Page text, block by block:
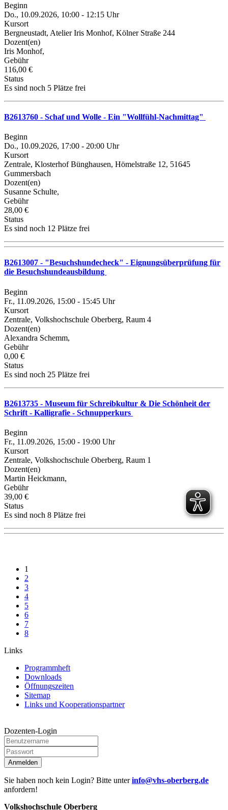
Beginn
Do., 10.09.2026, 10:00 - 12:15 Uhr
Kursort
Bergneustadt, Atelier Iris Monhof, Kölner Straße 244
Dozent(en)
Iris Monhof,
Gebühr
116,00 €
Status
Es sind noch 5 Plätze frei
B2613760 - Schaf und Wolle - Ein "Wollfühl-Nachmittag"
Beginn
Do., 10.09.2026, 17:00 - 20:00 Uhr
Kursort
Zentrale, Klosterhof Bünghausen, Hömelstraße 12, 51645
Gummersbach
Dozent(en)
Susanne Schulte,
Gebühr
28,00 €
Status
Es sind noch 12 Plätze frei
B2613007 - "Besuchshundecheck" - Eignungsüberprüfung für
die Besuchshundeausbildung
Beginn
Fr., 11.09.2026, 15:00 - 15:45 Uhr
Kursort
Zentrale, Volkshochschule Oberberg, Raum 4
Dozent(en)
Alexandra Schemm,
Gebühr
0,00 €
Status
Es sind noch 25 Plätze frei
B2613735 - Museum für Schreibkultur & Die Schönheit der
Schrift - Kalligrafie - Schnupperkurs
Beginn
Fr., 11.09.2026, 15:00 - 19:00 Uhr
Kursort
Zentrale, Volkshochschule Oberberg, Raum 1
Dozent(en)
Martin Heickmann,
Gebühr
39,00 €
Status
Es sind noch 8 Plätze frei
1
2
3
4
5
6
7
8
Links
Programmheft
Downloads
Öffnungszeiten
Sitemap
Links und Kooperationspartner
Dozenten-Login
Anmelden
Sie haben noch kein Login? Bitte unterinfo@vhs-oberberg.de
anfordern!
Volkshochschule Oberberg